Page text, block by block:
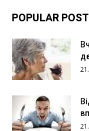
POPULAR